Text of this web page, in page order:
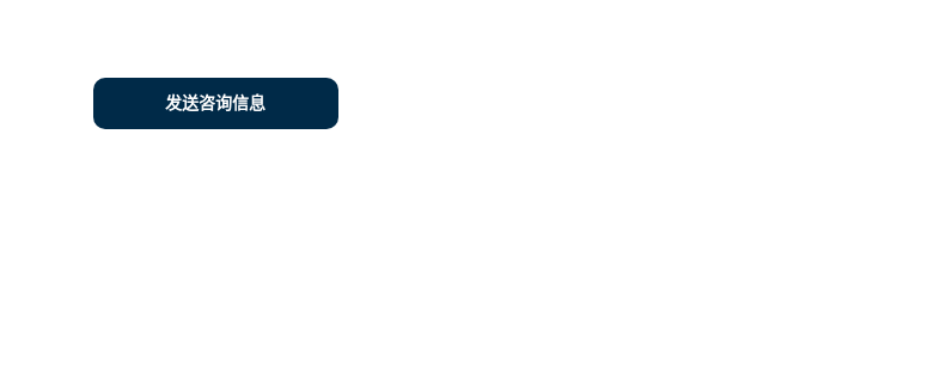
发送咨询信息